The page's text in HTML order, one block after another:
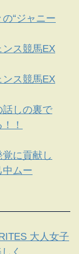
“ジャニー
ンス競馬EX
ンス競馬EX
話しの裏で
！
に貢献し
中ムー
大人女子